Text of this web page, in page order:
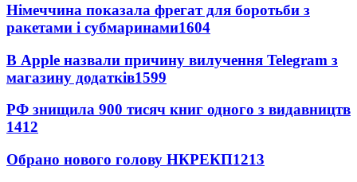
Німеччина показала фрегат для боротьби з
ракетами і субмаринами1604
В Apple назвали причину вилучення Telegram з
магазину додатків1599
РФ знищила 900 тисяч книг одного з видавництв
1412
Обрано нового голову НКРЕКП1213